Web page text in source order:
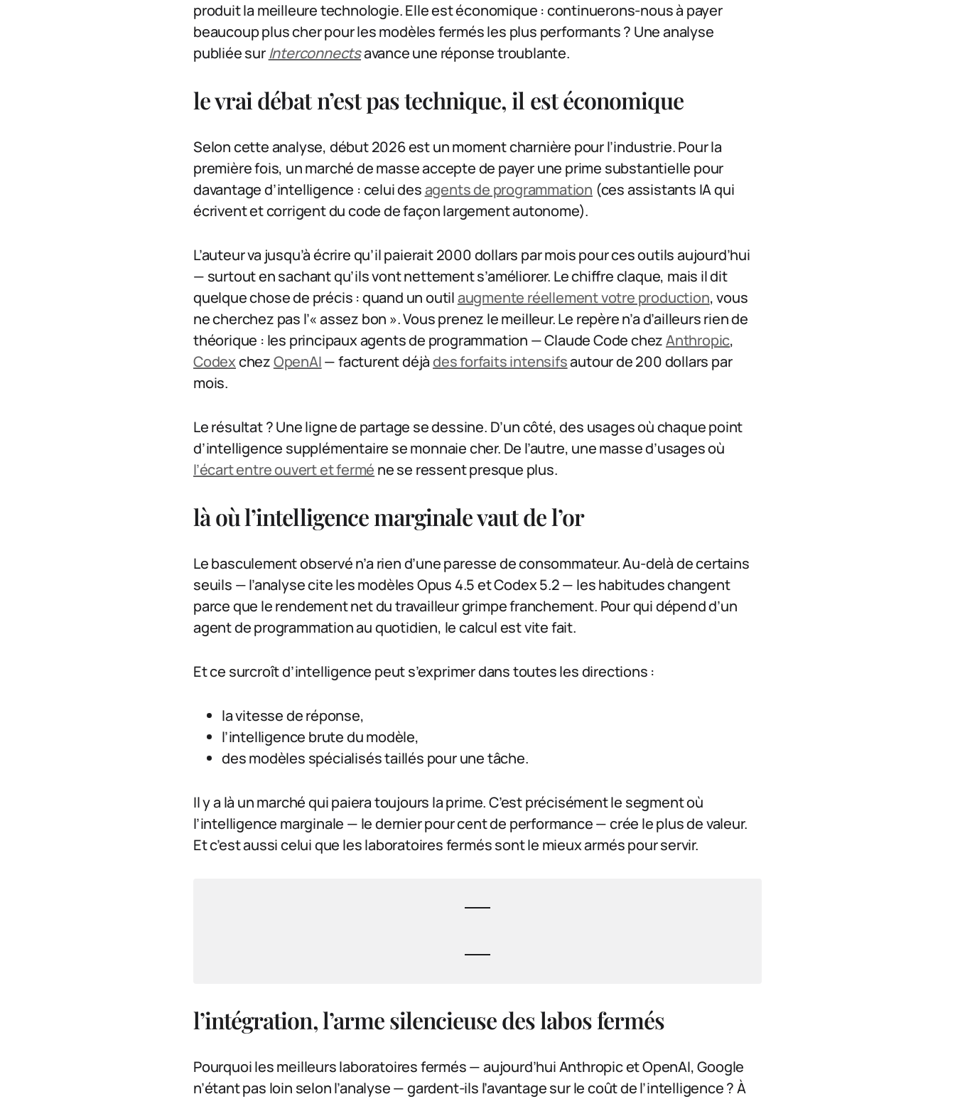
produit la meilleure technologie. Elle est économique : continuerons-nous à payer
beaucoup plus cher pour les modèles fermés les plus performants ? Une analyse
publiée surInterconnectsavance une réponse troublante.
le vrai débat n’est pas technique, il est économique
Selon cette analyse, début 2026 est un moment charnière pour l’industrie. Pour la
première fois, un marché de masse accepte de payer une prime substantielle pour
davantage d’intelligence : celui desagents de programmation (ces assistants IA qui
écrivent et corrigent du code de façon largement autonome).
L’auteur va jusqu’à écrire qu’il paierait 2000 dollars par mois pour ces outils aujourd’hui
— surtout en sachant qu’ils vont nettement s’améliorer. Le chiffre claque, mais il dit
quelque chose de précis : quand un outilaugmente réellement votre production, vous
ne cherchez pas l’« assez bon ». Vous prenez le meilleur. Le repère n’a d’ailleurs rien de
théorique : les principaux agents de programmation — Claude Code chezAnthropic,
CodexchezOpenAI— facturent déjàdes forfaits intensifsautour de 200 dollars par
mois.
Le résultat ? Une ligne de partage se dessine. D’un côté, des usages où chaque point
d’intelligence supplémentaire se monnaie cher. De l’autre, une masse d’usages où
l’écart entre ouvert et fermé ne se ressent presque plus.
là où l’intelligence marginale vaut de l’or
Le basculement observé n’a rien d’une paresse de consommateur. Au-delà de certains
seuils — l’analyse cite les modèles Opus 4.5 et Codex 5.2 — les habitudes changent
parce que le rendement net du travailleur grimpe franchement. Pour qui dépend d’un
agent de programmation au quotidien, le calcul est vite fait.
Et ce surcroît d’intelligence peut s’exprimer dans toutes les directions :
la vitesse de réponse,
l’intelligence brute du modèle,
des modèles spécialisés taillés pour une tâche.
Il y a là un marché qui paiera toujours la prime. C’est précisément le segment où
l’intelligence marginale — le dernier pour cent de performance — crée le plus de valeur.
Et c’est aussi celui que les laboratoires fermés sont le mieux armés pour servir.
l’intégration, l’arme silencieuse des labos fermés
Pourquoi les meilleurs laboratoires fermés — aujourd’hui Anthropic et OpenAI, Google
n’étant pas loin selon l’analyse — gardent-ils l’avantage sur le coût de l’intelligence ? À